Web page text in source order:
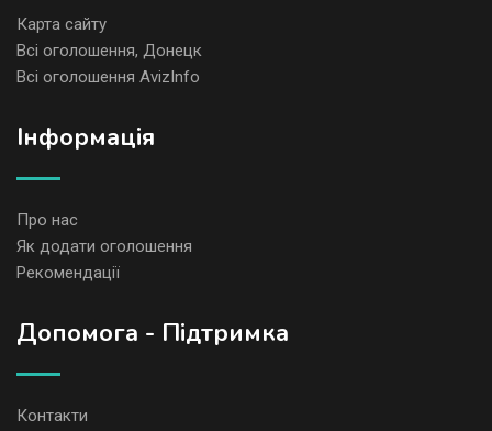
Карта сайту
Всі оголошення, Донецк
Всі оголошення AvizInfo
Iнформація
Про нас
Як додати оголошення
Рекомендації
Допомога - Підтримка
Контакти